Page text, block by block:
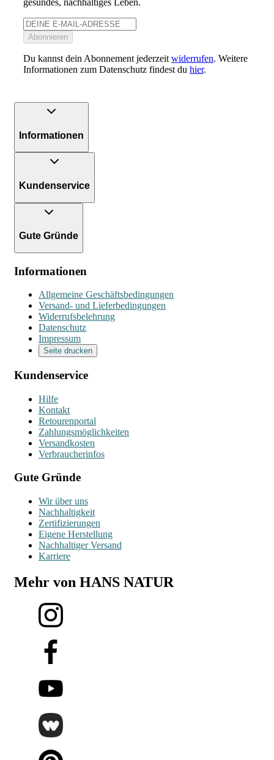
gesundes, nachhaltiges Leben.
Abonnieren
Du kannst dein Abonnement jederzeit widerrufen. Weitere
Informationen zum Datenschutz findest du hier.
Informationen
Kundenservice
Gute Gründe
Informationen
Allgemeine Geschäftsbedingungen
Versand- und Lieferbedingungen
Widerrufsbelehrung
Datenschutz
Impressum
Seite drucken
Kundenservice
Hilfe
Kontakt
Retourenportal
Zahlungsmöglichkeiten
Versandkosten
Verbraucherinfos
Gute Gründe
Wir über uns
Nachhaltigkeit
Zertifizierungen
Eigene Herstellung
Nachhaltiger Versand
Karriere
Mehr von HANS NATUR